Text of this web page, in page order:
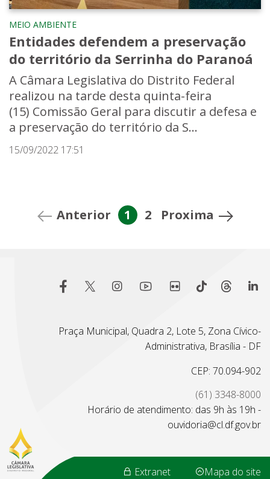
MEIO AMBIENTE
Entidades defendem a preservação
do território da Serrinha do Paranoá
A Câmara Legislativa do Distrito Federal
realizou na tarde desta quinta-feira
(15) Comissão Geral para discutir a defesa e
a preservação do território da S...
15/09/2022 17:51
Anterior 1 2 Proxima
Praça Municipal, Quadra 2, Lote 5, Zona Cívico-
Administrativa, Brasília - DF
CEP: 70.094-902
(61) 3348-8000
Horário de atendimento: das 9h às 19h -
ouvidoria@cl.df.gov.br
Extranet Mapa do site